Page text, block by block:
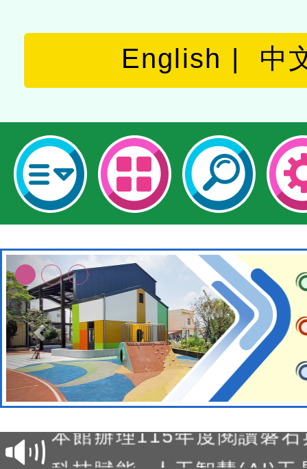
English 中
適應運動共學行動站研習
本館辦理115年度閱讀磐
讀推動專業研習
科技賦能─人工智慧(AI)工